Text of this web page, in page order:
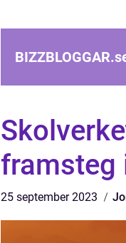
BIZZBLOGGAR.
framsteg
25 september 2023